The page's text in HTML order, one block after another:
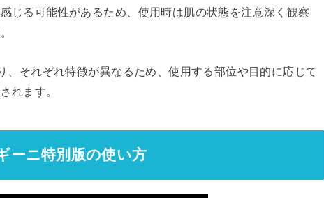
じる可能性があるため、使用時は肌の状態を注意深く観察
、それぞれ特徴が異なるため、使用する部位や目的に応じて
れます。
ーニ特別版の使い方